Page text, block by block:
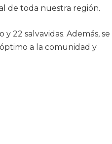
de toda nuestra región.
22 salvavidas. Además, se
a la comunidad y